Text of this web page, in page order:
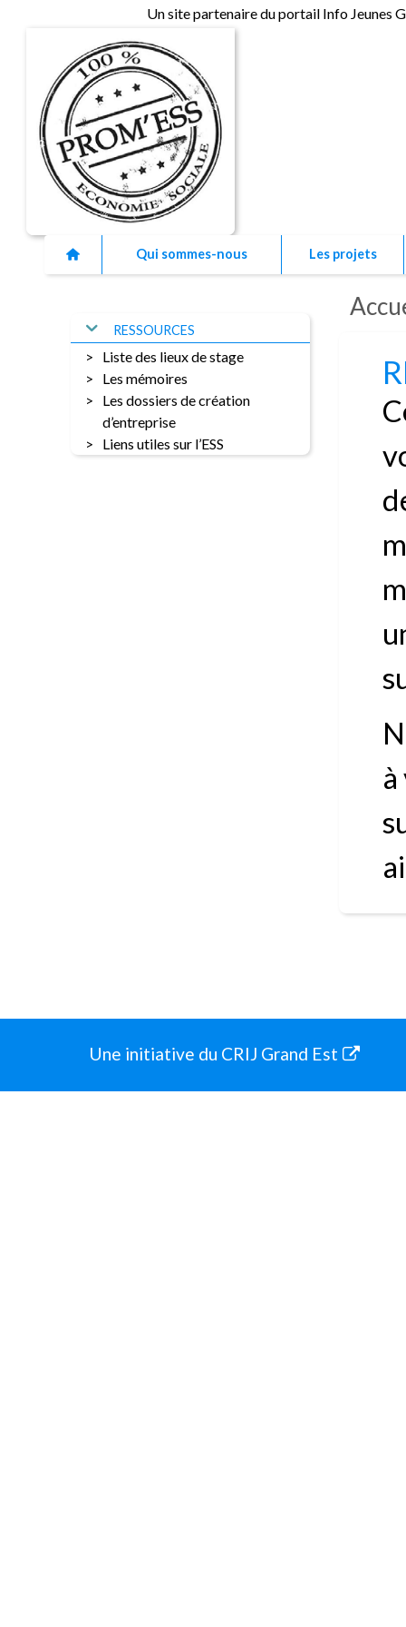
Un site partenaire du portail Info Jeunes
Qui sommes-nous Les projets
RESSOURCES
Liste des lieux de stage
Les mémoires
Les dossiers de création
d’entreprise
Liens utiles sur l’ESS
Une initiative du CRIJ Grand Est